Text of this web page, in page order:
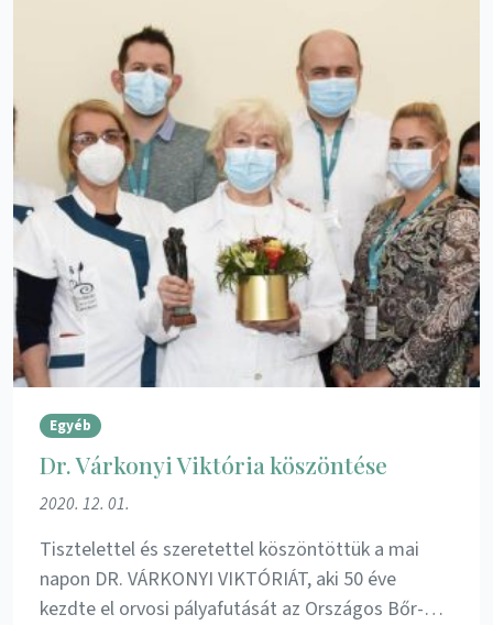
Egyéb
Dr. Várkonyi Viktória köszöntése
2020. 12. 01.
Tisztelettel és szeretettel köszöntöttük a mai
napon DR. VÁRKONYI VIKTÓRIÁT, aki 50 éve
kezdte el orvosi pályafutását az Országos Bőr-…